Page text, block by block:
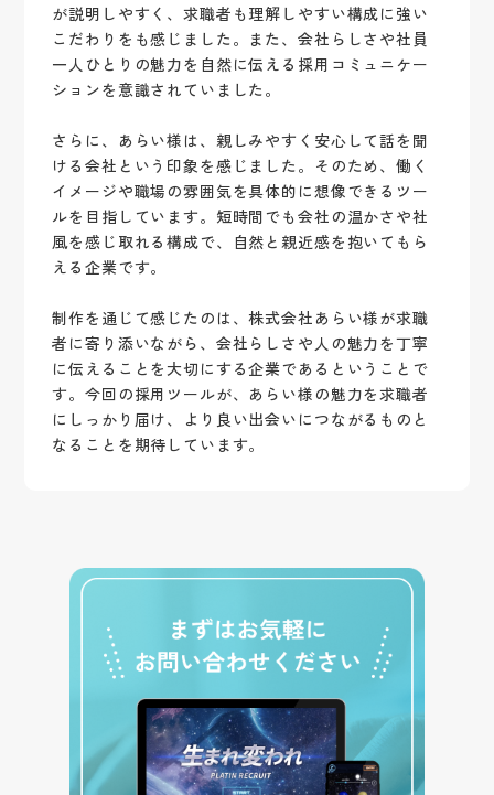
が説明しやすく、求職者も理解しやすい構成に強い
こだわりをも感じました。また、会社らしさや社員
一人ひとりの魅力を自然に伝える採用コミュニケー
ションを意識されていました。
さらに、あらい様は、親しみやすく安心して話を聞
ける会社という印象を感じました。そのため、働く
イメージや職場の雰囲気を具体的に想像できるツー
ルを目指しています。短時間でも会社の温かさや社
風を感じ取れる構成で、自然と親近感を抱いてもら
える企業です。
制作を通じて感じたのは、株式会社あらい様が求職
者に寄り添いながら、会社らしさや人の魅力を丁寧
に伝えることを大切にする企業であるということで
す。今回の採用ツールが、あらい様の魅力を求職者
にしっかり届け、より良い出会いにつながるものと
なることを期待しています。